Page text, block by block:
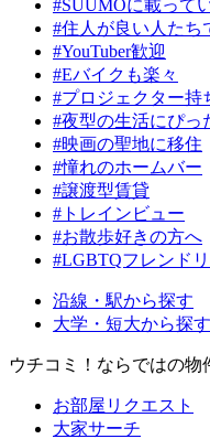
#SUUMOに載って
#住人が良い人たち
#YouTuber歓迎
#Eバイクも楽々
#プロジェクター持
#夜型の生活にぴっ
#映画の聖地に移住
#憧れのホームバー
#譲渡型賃貸
#トレインビュー
#お散歩好きの方へ
#LGBTQフレンド
沿線・駅から探す
大学・短大から探す
ウチコミ！ならではの物
お部屋リクエスト
大家サーチ